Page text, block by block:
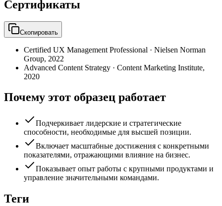
Сертификаты
Скопировать
Certified UX Management Professional · Nielsen Norman
Group, 2022
Advanced Content Strategy · Content Marketing Institute,
2020
Почему этот образец работает
Подчеркивает лидерские и стратегические
способности, необходимые для высшей позиции.
Включает масштабные достижения с конкретными
показателями, отражающими влияние на бизнес.
Показывает опыт работы с крупными продуктами и
управление значительными командами.
Теги